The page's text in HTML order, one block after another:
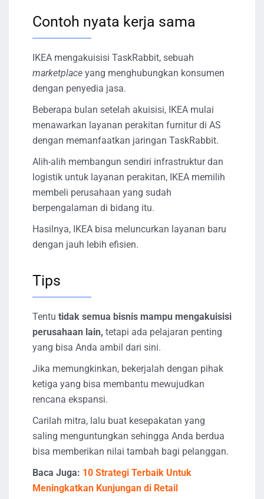
Contoh nyata kerja sama
IKEA mengakuisisi TaskRabbit, sebuah
marketplace yang menghubungkan konsumen
dengan penyedia jasa.
Beberapa bulan setelah akuisisi, IKEA mulai
menawarkan layanan perakitan furnitur di AS
dengan memanfaatkan jaringan TaskRabbit.
Alih-alih membangun sendiri infrastruktur dan
logistik untuk layanan perakitan, IKEA memilih
membeli perusahaan yang sudah
berpengalaman di bidang itu.
Hasilnya, IKEA bisa meluncurkan layanan baru
dengan jauh lebih efisien.
Tips
Tentu tidak semua bisnis mampu mengakuisisi
perusahaan lain, tetapi ada pelajaran penting
yang bisa Anda ambil dari sini.
Jika memungkinkan, bekerjalah dengan pihak
ketiga yang bisa membantu mewujudkan
rencana ekspansi.
Carilah mitra, lalu buat kesepakatan yang
saling menguntungkan sehingga Anda berdua
bisa memberikan nilai tambah bagi pelanggan.
Baca Juga: 10 Strategi Terbaik Untuk
Meningkatkan Kunjungan di Retail